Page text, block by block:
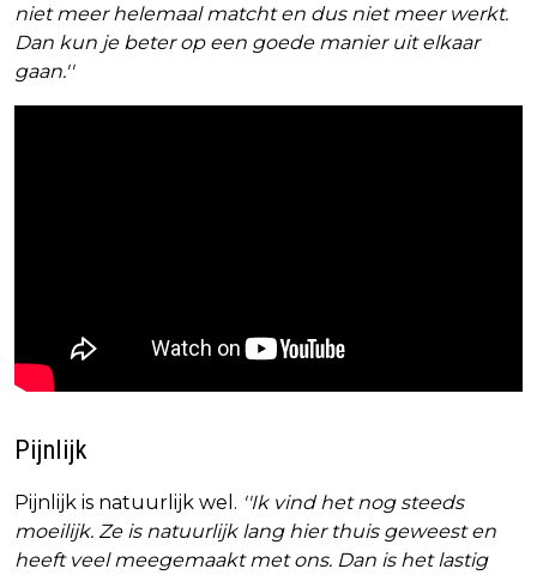
niet meer helemaal matcht en dus niet meer werkt.
Dan kun je beter op een goede manier uit elkaar
gaan.''
Pijnlijk
Pijnlijk is natuurlijk wel. ''Ik vind het nog steeds
moeilijk. Ze is natuurlijk lang hier thuis geweest en
heeft veel meegemaakt met ons. Dan is het lastig